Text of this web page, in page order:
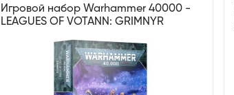
Игровой набор Warhammer 40000 -
LEAGUES OF VOTANN: GRIMNYR